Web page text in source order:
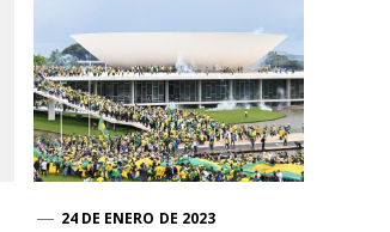
24 DE ENERO DE 2023